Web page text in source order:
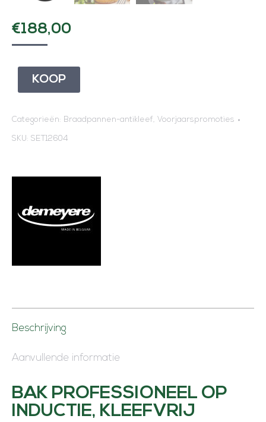
€188,00
KOOP
Categorieën: Braadpannen-antikleef, Voorjaarspromoties
SKU: SET12604
Beschrijving
Aanvullende informatie
BAK PROFESSIONEEL OP
INDUCTIE, KLEEFVRIJ